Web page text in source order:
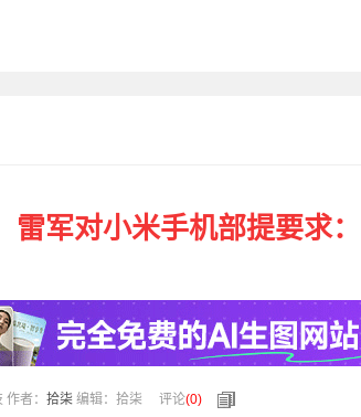
雷军对小米手机部提要求
者： 拾柒 编辑：拾柒 评论(0)